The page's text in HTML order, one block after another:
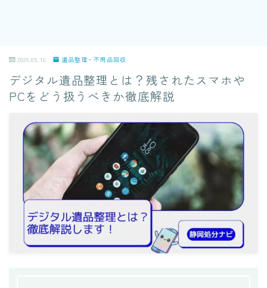
2026.05.16 遺品整理・不用品回収
デジタル遺品整理とは？残されたスマホや
PCをどう扱うべきか徹底解説